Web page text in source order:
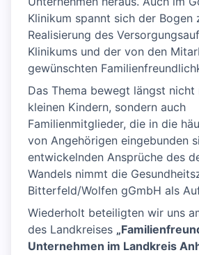
Klinikum spannt sich der Bogen
Realisierung des
Klinikums und der von den
gewünschten
Das Thema bewegt längst nicht
kleinen Kindern, sondern auch
Familienmitglieder, die in die
von Angehörigen eingebunden
entwickelnden Ansprüche des
Wandels nimmt die
Bitterfeld/Wolfen gGmbH als
Wiederholt beteiligten wir uns
des Landkreises
Unternehmen im Landkreis